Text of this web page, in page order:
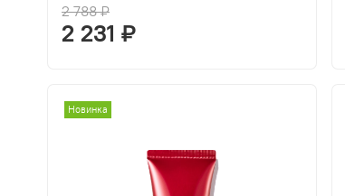
2 788 ₽
2 231 ₽
Новинка